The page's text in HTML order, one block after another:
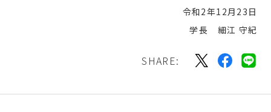
令和2年12月23日
学長 細江 守紀
SHARE: